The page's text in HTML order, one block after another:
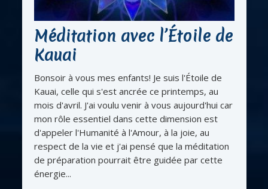
Méditation avec l’Étoile de
Kauai
Bonsoir à vous mes enfants! Je suis l'Étoile de
Kauai, celle qui s'est ancrée ce printemps, au
mois d'avril. J'ai voulu venir à vous aujourd'hui car
mon rôle essentiel dans cette dimension est
d'appeler l'Humanité à l'Amour, à la joie, au
respect de la vie et j'ai pensé que la méditation
de préparation pourrait être guidée par cette
énergie...